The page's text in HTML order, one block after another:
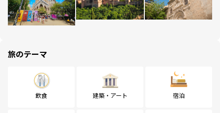
旅のテーマ
飲食 建築・アート 宿泊